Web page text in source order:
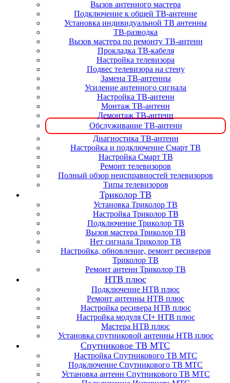
Вызов антенного мастера
Подключение к общей ТВ-антенне
Установка индивидуальной ТВ антенны
ТВ-разводка
Вызов мастера по ремонту ТВ-антенн
Прокладка ТВ-кабеля
Настройка телевизора
Подвес телевизора на стену
Замена ТВ-антенны
Усиление антенного сигнала
Настройка ТВ-антенн
Монтаж ТВ-антенн
Демонтаж ТВ-антенн
Обслуживание ТВ-антенн
Диагностика ТВ-антенн
Настройка и подключение Смарт ТВ
Настройка Смарт ТВ
Ремонт телевизоров
Полный обзор неисправностей телевизоров
Типы телевизоров
Триколор ТВ
Установка Триколор ТВ
Настройка Триколор ТВ
Подключение Триколор ТВ
Вызов мастера Триколор ТВ
Нет сигнала Триколор ТВ
Настройка, обновление, ремонт ресиверов
Триколор ТВ
Ремонт антенн Триколор ТВ
НТВ плюс
Подключение НТВ плюс
Ремонт антенны НТВ плюс
Настройка ресивера НТВ плюс
Настройка модуля CI+ НТВ плюс
Мастера НТВ плюс
Установка спутниковой антенны НТВ плюс
Спутниковое ТВ МТС
Настройка Спутникового ТВ МТС
Подключение Спутникового ТВ МТС
Установка антенн Спутникового ТВ МТС